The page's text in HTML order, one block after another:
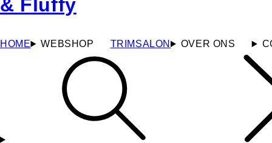
HOME WEBSHOP TRIMSALON OVER ONS